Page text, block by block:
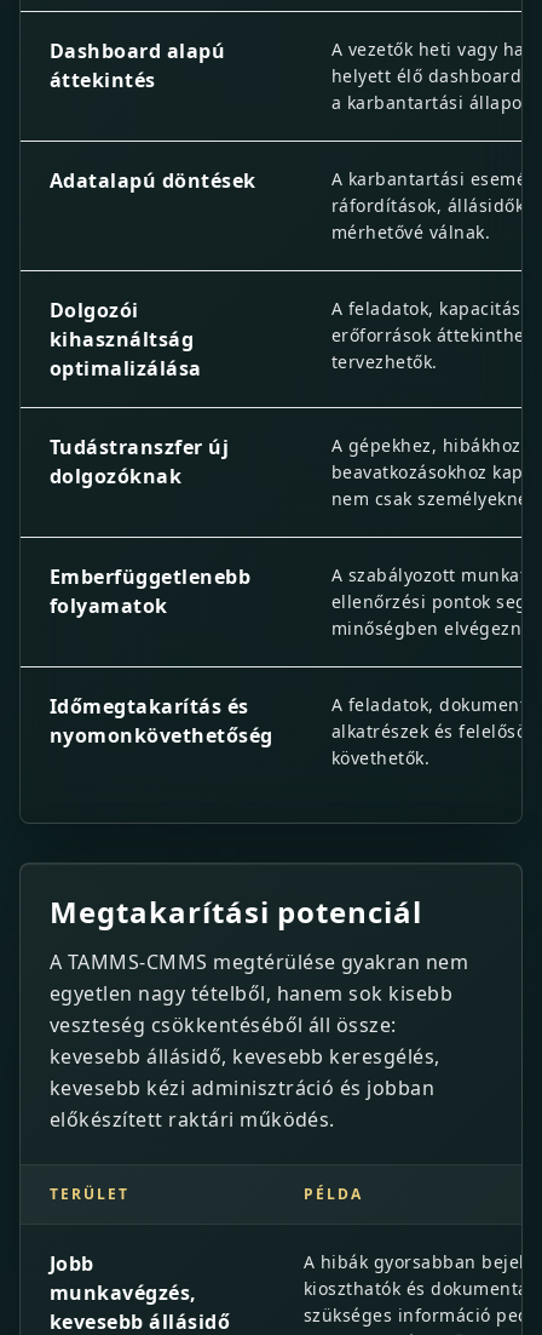
Dashboard alapú
áttekintés
A vezetők heti vagy
helyett élő
a karbantartási
Adatalapú döntések
A karbantartási
ráfordítások, állásidők
mérhetővé válnak.
Dolgozói
kihasználtság
optimalizálása
A feladatok,
erőforrások
tervezhetők.
Tudástranszfer új
dolgozóknak
A gépekhez, hibákhoz
beavatkozásokhoz
nem csak
Emberfüggetlenebb
folyamatok
A szabályozott
ellenőrzési pontok
minőségben elvégezni
Időmegtakarítás és
nyomonkövethetőség
A feladatok,
alkatrészek és
követhetők.
Megtakarítási potenciál
A TAMMS-CMMS megtérülése gyakran nem
egyetlen nagy tételből, hanem sok kisebb
veszteség csökkentéséből áll össze:
kevesebb állásidő, kevesebb keresgélés,
kevesebb kézi adminisztráció és jobban
előkészített raktári működés.
TERÜLET PÉLDA
Jobb
munkavégzés,
kevesebb állásidő
A hibák gyorsabban
kioszthatók és
szükséges információ